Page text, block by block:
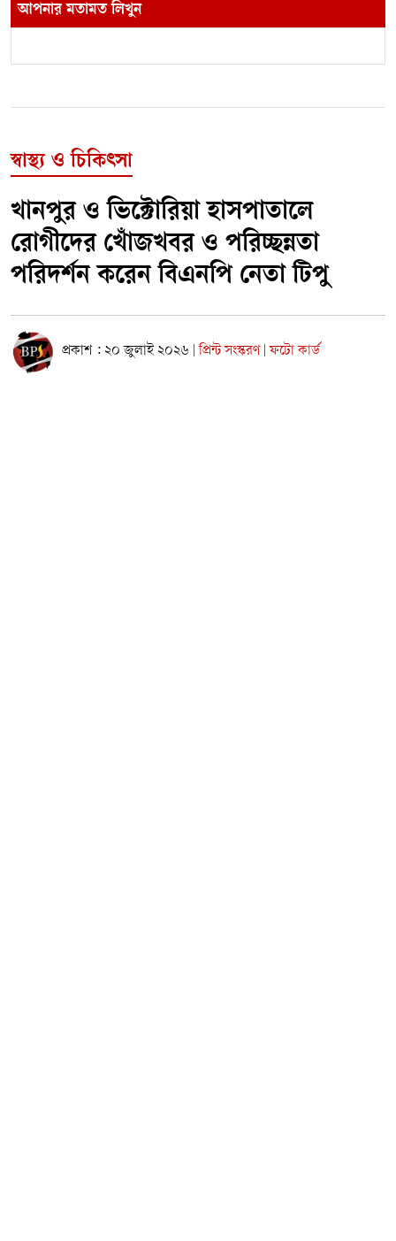
আপনার মতামত লিখুন
স্বাস্থ্য ও চিকিৎসা
খানপুর ও ভিক্টোরিয়া হাসপাতালে
রোগীদের খোঁজখবর ও পরিচ্ছন্নতা
পরিদর্শন করেন বিএনপি নেতা টিপু
প্রকাশ : ২০ জুলাই ২০২৬ প্রিন্ট সংস্করণ ফটো কার্ড